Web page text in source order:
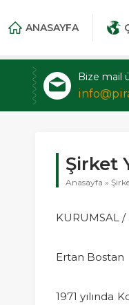
ANASAYFA
Bize mail
Şirket
Anasayfa »
KURUMSAL
Ertan Bostan
1971 yılında